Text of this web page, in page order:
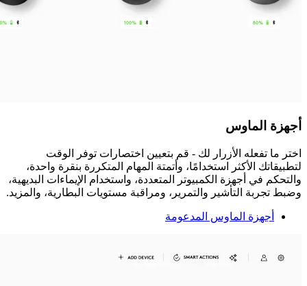
أجهزة الماوس
اختر ما تفعله الأزرار لك - قم بتعيين اختصارات توفر الوقت
لتطبيقاتك الأكثر استخدامًا، وأتمتة المهام المتكررة بنقرة واحدة،
والتحكم في أجهزة الكمبيوتر المتعددة، واستخدام الإيماءات البديهية،
وضبط تجربة التأشير والتمرير، ومراقبة مستويات البطارية، والمزيد.
أجهزة الماوس المدعومة